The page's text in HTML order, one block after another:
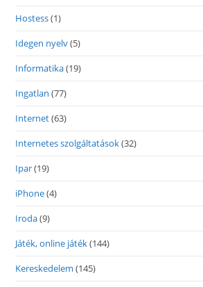
Hostess(1)
Idegen nyelv(5)
Informatika(19)
Ingatlan (77)
Internet(63)
Internetes szolgáltatások(32)
Ipar(19)
iPhone(4)
Iroda(9)
Játék, online játék(144)
Kereskedelem (145)